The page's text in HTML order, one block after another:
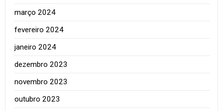
março 2024
fevereiro 2024
janeiro 2024
dezembro 2023
novembro 2023
outubro 2023